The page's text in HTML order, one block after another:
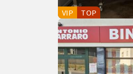
VIP TOP